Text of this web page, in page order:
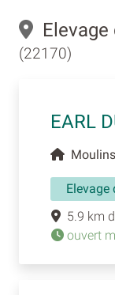
(22170)
EARL
Elevage
5.9 km
ouvert